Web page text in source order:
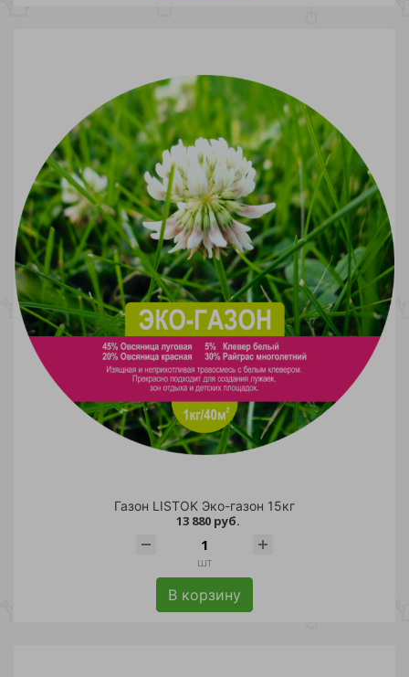
Газон LISTOK Эко-газон 15кг
13 880 руб.
шт
В корзину